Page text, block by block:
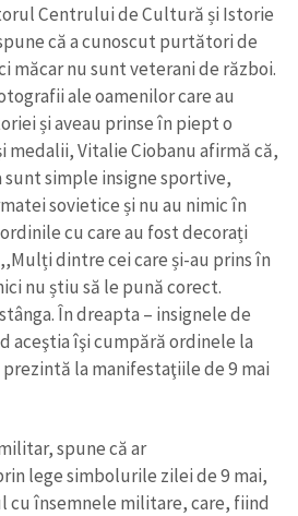
Centrului de Cultură și Istorie
că a cunoscut purtători de
măcar nu sunt veterani de război.
ale oamenilor care au
și aveau prinse în piept o
medalii, Vitalie Ciobanu afirmă că,
simple insigne sportive,
sovietice și nu au nimic în
cu care au fost decorați
dintre cei care și-au prins în
nu știu să le pună corect.
În dreapta – insignele de
aceştia îşi cumpără ordinele la
la manifestaţiile de 9 mai
spune că ar
lege simbolurile zilei de 9 mai,
cu însemnele militare, care, fiind